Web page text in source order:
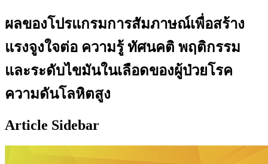
ผลของโปรแกรมการสัมภาษณ์เพื่อสร้าง
แรงจูงใจต่อ ความรู้ ทัศนคติ พฤติกรรม
และระดับไขมันในเลือดของผู้ป่วยโรค
ความดันโลหิตสูง
Article Sidebar